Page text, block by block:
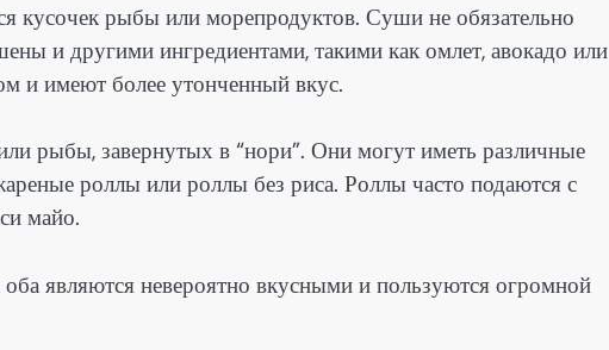
кусочек рыбы или морепродуктов. Суши не обязательно
и другими ингредиентами, такими как омлет, авокадо или
и имеют более утонченный вкус.
рыбы, завернутых в “нори”. Они могут иметь различные
роллы или роллы без риса. Роллы часто подаются с
майо.
являются невероятно вкусными и пользуются огромной